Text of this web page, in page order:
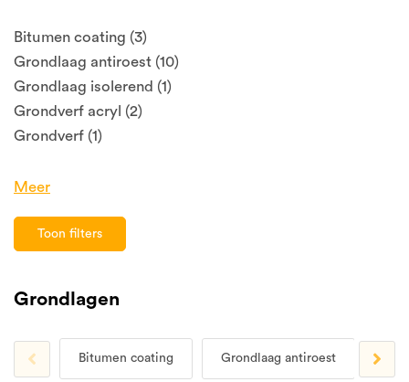
Bitumen coating (3)
Grondlaag antiroest (10)
Grondlaag isolerend (1)
Grondverf acryl (2)
Grondverf (1)
Meer
Toon filters
Grondlagen
Bitumen coating Grondlaag antiroest